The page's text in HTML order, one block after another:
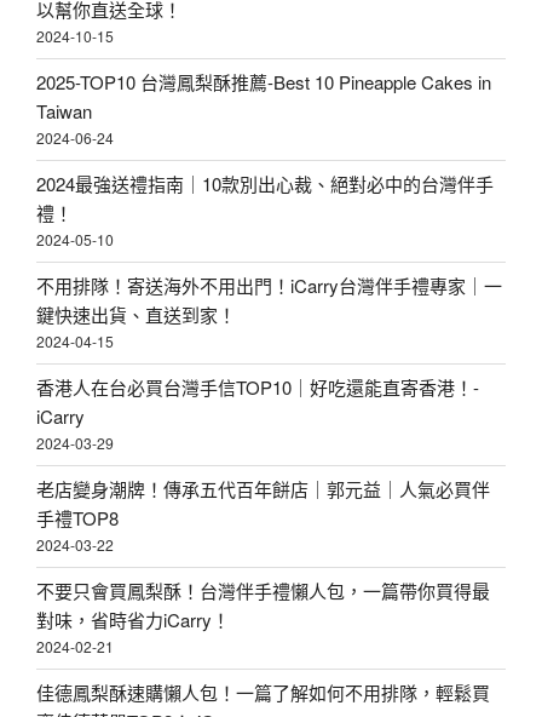
以幫你直送全球！
2024-10-15
2025-TOP10 台灣鳳梨酥推薦-Best 10 Pineapple Cakes in
Taiwan
2024-06-24
2024最強送禮指南｜10款別出心裁、絕對必中的台灣伴手
禮！
2024-05-10
不用排隊！寄送海外不用出門！iCarry台灣伴手禮專家｜一
鍵快速出貨、直送到家！
2024-04-15
香港人在台必買台灣手信TOP10｜好吃還能直寄香港！-
iCarry
2024-03-29
老店變身潮牌！傳承五代百年餅店｜郭元益｜人氣必買伴
手禮TOP8
2024-03-22
不要只會買鳳梨酥！台灣伴手禮懶人包，一篇帶你買得最
對味，省時省力iCarry！
2024-02-21
佳德鳳梨酥速購懶人包！一篇了解如何不用排隊，輕鬆買